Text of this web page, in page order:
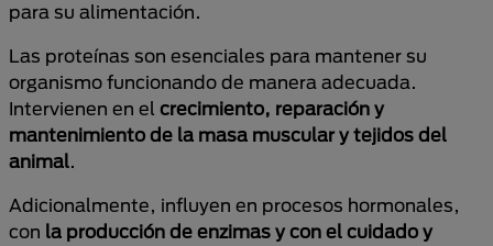
para su alimentación.
Las proteínas son esenciales para mantener su
organismo funcionando de manera adecuada.
Intervienen en el crecimiento, reparación y
mantenimiento de la masa muscular y tejidos del
animal.
Adicionalmente, influyen en procesos hormonales,
con la producción de enzimas y con el cuidado y